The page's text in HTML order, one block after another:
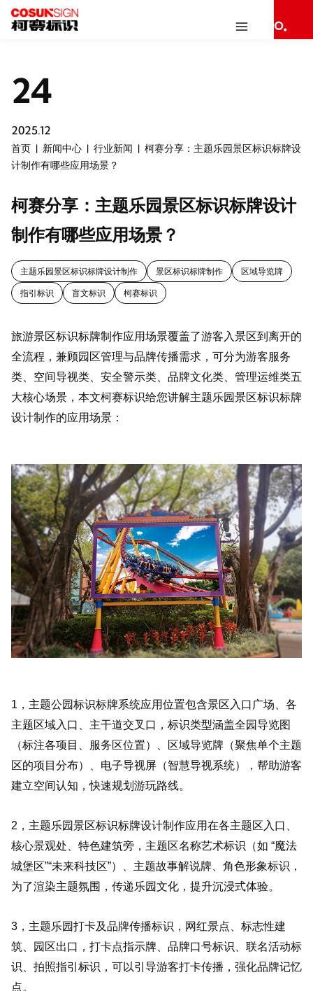
首页 新闻中心 行业新闻
柯赛分享：主题乐园景区标识标牌设
计制作有哪些应用场景？
柯赛分享：主题乐园景区标识标牌设计
制作有哪些应用场景？
主题乐园景区标识标牌设计制作 景区标识标牌制作 区域导览牌
指引标识 盲文标识 柯赛标识
24
2025.12
旅游景区标识标牌制作应用场景覆盖了游客入景区到离开的
全流程，兼顾园区管理与品牌传播需求，可分为游客服务
类、空间导视类、安全警示类、品牌文化类、管理运维类五
大核心场景，本文柯赛标识给您讲解主题乐园景区标识标牌
设计制作的应用场景：
1，主题公园标识标牌系统应用位置包含景区入口广场、各
主题区域入口、主干道交叉口，标识类型涵盖全园导览图
（标注各项目、服务区位置）、区域导览牌（聚焦单个主题
区的项目分布）、电子导视屏（智慧导视系统），帮助游客
建立空间认知，快速规划游玩路线。
2，主题乐园景区标识标牌设计制作应用在各主题区入口、
核心景观处、特色建筑旁，主题区名称艺术标识（如 “魔法
城堡区”“未来科技区”）、主题故事解说牌、角色形象标识，
为了渲染主题氛围，传递乐园文化，提升沉浸式体验。
3，主题乐园打卡及品牌传播标识，网红景点、标志性建
筑、园区出口，打卡点指示牌、品牌口号标识、联名活动标
识、拍照指引标识，可以引导游客打卡传播，强化品牌记忆
点。